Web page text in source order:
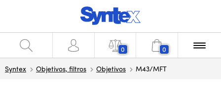
0 0
Syntex Objetivos, filtros Objetivos M43/MFT